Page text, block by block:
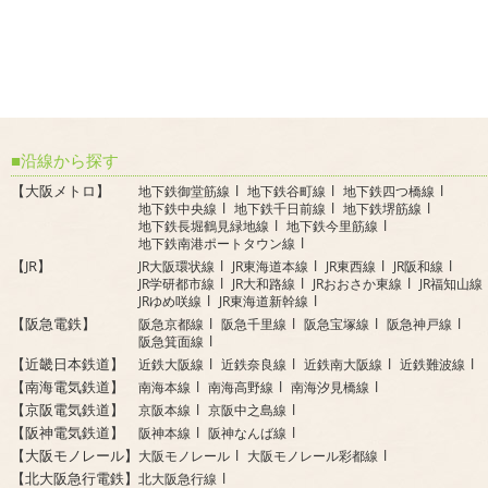
沿線から探す
【大阪メトロ】 地下鉄御堂筋線 地下鉄谷町線
地下鉄四つ橋線
地下鉄中央線
地下鉄千日前線
地下鉄堺筋線
地下鉄長堀鶴見緑地線
地下鉄今里筋線
地下鉄南港ポートタウン線
【JR】 JR大阪環状線 JR東海道本線 JR東西線
JR阪和線
JR学研都市線
JR大和路線 JRおおさか東線
JR福知山線
JRゆめ咲線
JR東海道新幹線
【阪急電鉄】 阪急京都線 阪急千里線 阪急宝塚線
阪急神戸線
阪急箕面線
【近畿日本鉄道】 近鉄大阪線 近鉄奈良線 近鉄南大阪線 近鉄難波線
【南海電気鉄道】 南海本線 南海高野線 南海汐見橋線
【京阪電気鉄道】 京阪本線 京阪中之島線
【阪神電気鉄道】 阪神本線 阪神なんば線
【大阪モノレール】 大阪モノレール 大阪モノレール彩都線
【北大阪急行電鉄】 北大阪急行線